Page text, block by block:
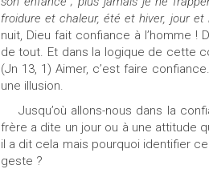
froidure et chaleur, été et hiver, jour et
nuit, Dieu fait confiance à l’homme !
de tout. Et dans la logique de cette
(Jn 13, 1) Aimer, c’est faire
une illusion.
Jusqu’où allons-nous dans la
frère a dite un jour ou à une attitude
il a dit cela mais pourquoi identifier
geste ?